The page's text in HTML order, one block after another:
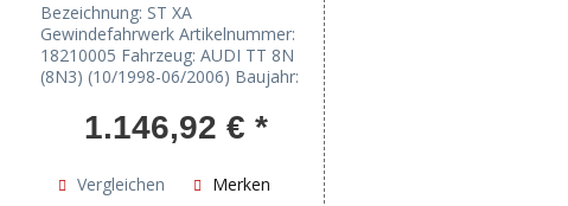
Bezeichnung: ST XA
Gewindefahrwerk Artikelnummer:
18210005 Fahrzeug: AUDI TT 8N
(8N3) (10/1998-06/2006) Baujahr:
Tieferlegung VA / HA: 20-45mm /
20-45mm Härteverstellung:
1.146,92 € *
Vergleichen Merken